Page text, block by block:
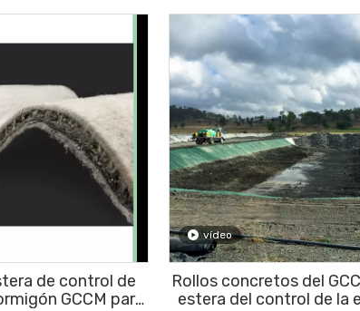
de control de
GCCM para
vídeo
Rollos concretos del
estera del control de la